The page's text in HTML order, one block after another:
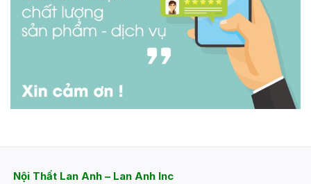
Nội Thất Lan Anh – Lan Anh Inc